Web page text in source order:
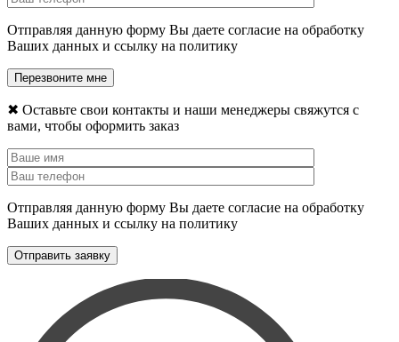
Отправляя данную форму Вы даете согласие на обработку
Ваших данных и ссылку на политику
✖ Оставьте свои контакты и наши менеджеры свяжутся с
вами, чтобы оформить заказ
Отправляя данную форму Вы даете согласие на обработку
Ваших данных и ссылку на политику